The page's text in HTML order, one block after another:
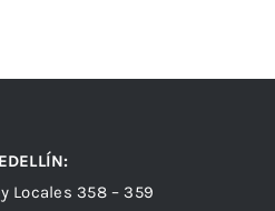
Locales 358 – 359